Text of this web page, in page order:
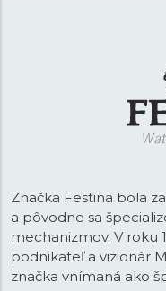
Značka Festina bola
a pôvodne sa
mechanizmov. V roku
podnikateľ a vizionár
značka vnímaná ako